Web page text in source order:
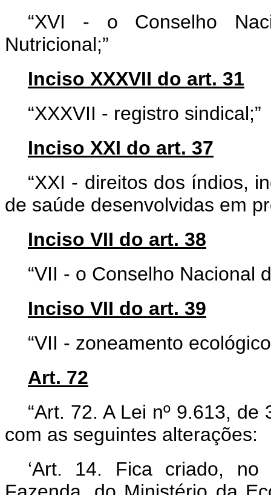
“XVI - o Conselho
Nutricional;”
Inciso XXXVII do art. 31
“XXXVII - registro sindical;”
Inciso XXI do art. 37
“XXI - direitos dos índios,
de saúde desenvolvidas em
Inciso VII do art. 38
“VII - o Conselho Nacional
Inciso VII do art. 39
“VII - zoneamento
Art. 72
“Art. 72. A Lei nº 9.613,
com as seguintes alterações:
‘Art. 14. Fica criado, no